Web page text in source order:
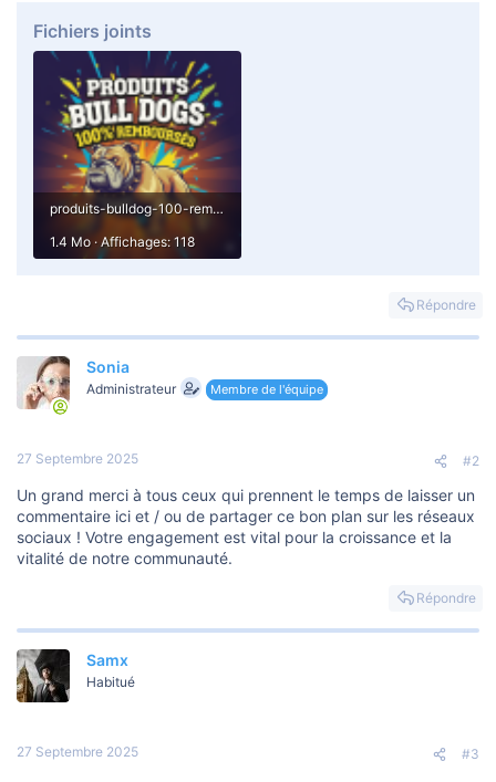
Fichiers joints
produits-bulldog-100-rembourses.png
1.4 Mo · Affichages: 118
Répondre
Sonia
Administrateur Membre de l'équipe
27 Septembre 2025 #2
Un grand merci à tous ceux qui prennent le temps de laisser un
commentaire ici et / ou de partager ce bon plan sur les réseaux
sociaux ! Votre engagement est vital pour la croissance et la
vitalité de notre communauté.
Répondre
Samx
Habitué
27 Septembre 2025 #3